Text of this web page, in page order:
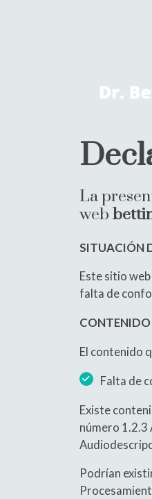
La
web
SITUACIÓN
Este sitio
falta de
CONTENIDO
El contenido
Falta de
Existe
número
Podrían